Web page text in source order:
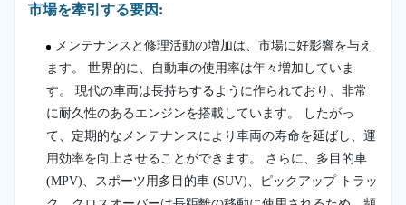
市場を牽引する要因:
メンテナンスと修理活動の増加は、市場に好影響を与え
ます。 世界的に、自動車の使用率は年々増加していま
す。 現代の車両は長持ちするように作られており、非常
に耐久性のあるエンジンを搭載しています。 したがっ
て、定期的なメンテナンスにより車両の寿命を延ばし、運
用効率を向上させることができます。 さらに、多目的車
(MPV)、スポーツ用多目的車 (SUV)、ピックアップ トラッ